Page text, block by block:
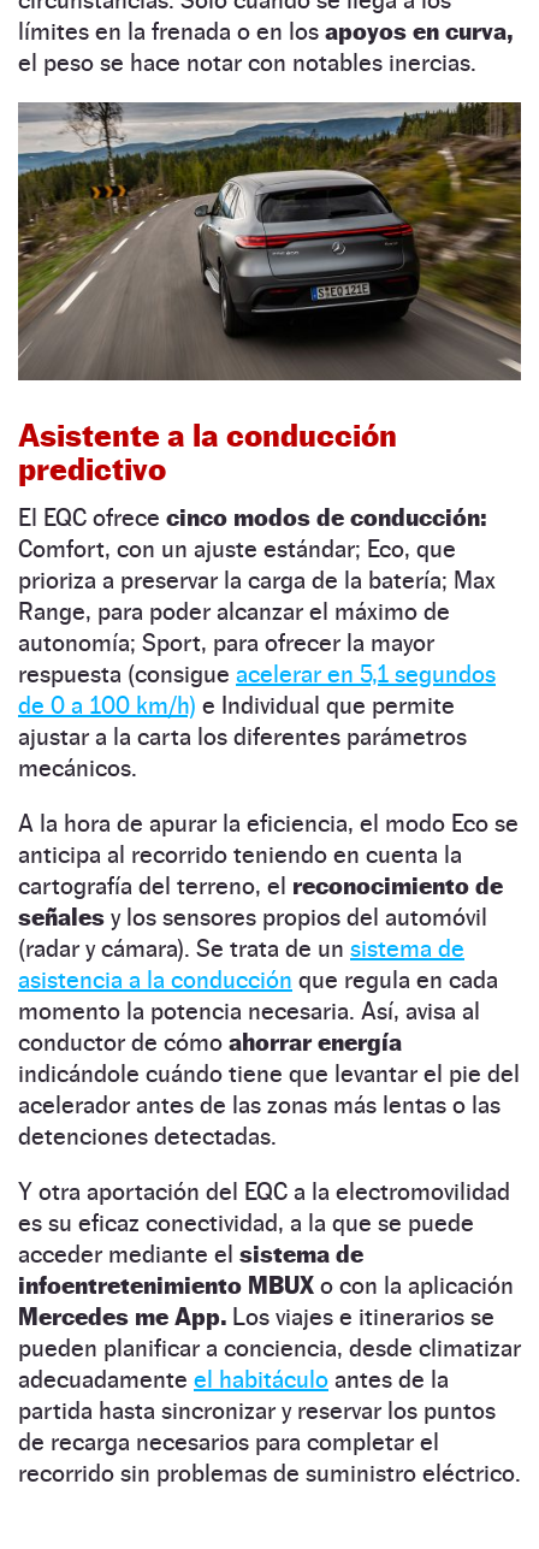
límites en la frenada o en los apoyos en curva,
el peso se hace notar con notables inercias.
Asistente a la conducción
predictivo
El EQC ofrece cinco modos de conducción:
Comfort, con un ajuste estándar; Eco, que
prioriza a preservar la carga de la batería; Max
Range, para poder alcanzar el máximo de
autonomía; Sport, para ofrecer la mayor
respuesta (consigue acelerar en 5,1 segundos
de 0 a 100 km/h) e Individual que permite
ajustar a la carta los diferentes parámetros
mecánicos.
A la hora de apurar la eficiencia, el modo Eco se
anticipa al recorrido teniendo en cuenta la
cartografía del terreno, el reconocimiento de
señales y los sensores propios del automóvil
(radar y cámara). Se trata de un sistema de
asistencia a la conducción que regula en cada
momento la potencia necesaria. Así, avisa al
conductor de cómo ahorrar energía
indicándole cuándo tiene que levantar el pie del
acelerador antes de las zonas más lentas o las
detenciones detectadas.
Y otra aportación del EQC a la electromovilidad
es su eficaz conectividad, a la que se puede
acceder mediante el sistema de
infoentretenimiento MBUX o con la aplicación
Mercedes me App. Los viajes e itinerarios se
pueden planificar a conciencia, desde climatizar
adecuadamente el habitáculo antes de la
partida hasta sincronizar y reservar los puntos
de recarga necesarios para completar el
recorrido sin problemas de suministro eléctrico.